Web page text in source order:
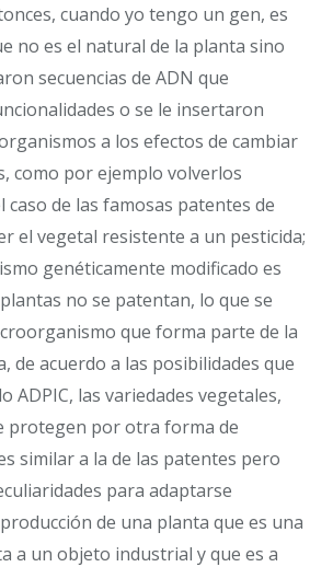
cuando yo tengo un gen, es
no es el natural de la planta sino
secuencias de ADN que
o se le insertaron
a los efectos de cambiar
como por ejemplo volverlos
caso de las famosas patentes de
el vegetal resistente a un pesticida;
genéticamente modificado es
no se patentan, lo que se
que forma parte de la
de acuerdo a las posibilidades que
ADPIC, las variedades vegetales,
protegen por otra forma de
similar a la de las patentes pero
para adaptarse
de una planta que es una
a un objeto industrial y que es a